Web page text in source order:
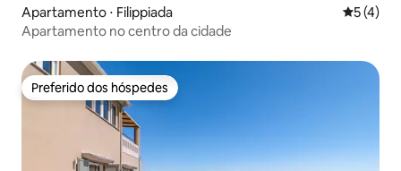
Apartamento ⋅ Filippiada 5 de
5 (4)
Apartamento no centro da cidade
Preferido dos hóspedes
Preferido dos hóspedes